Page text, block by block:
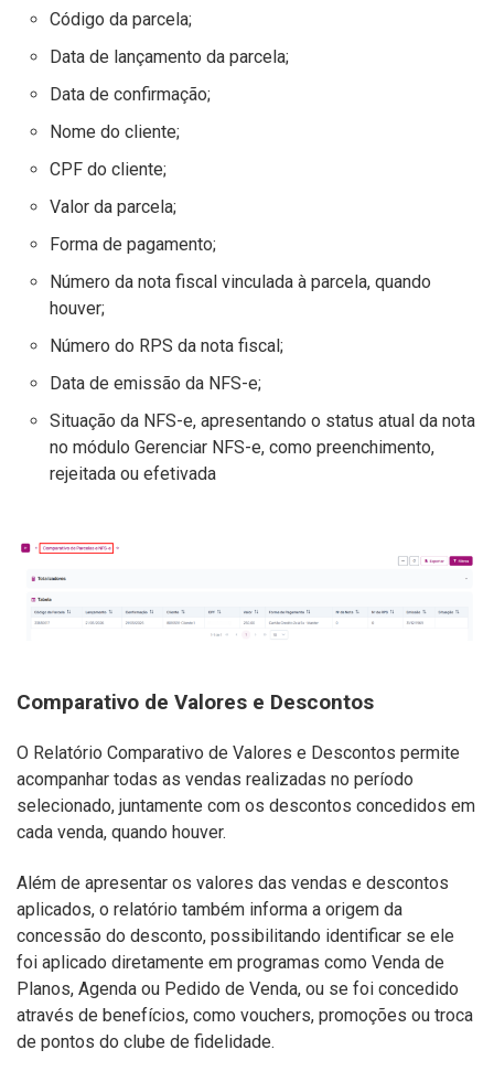
Código da parcela;
Data de lançamento da parcela;
Data de confirmação;
Nome do cliente;
CPF do cliente;
Valor da parcela;
Forma de pagamento;
Número da nota fiscal vinculada à parcela, quando
houver;
Número do RPS da nota fiscal;
Data de emissão da NFS-e;
Situação da NFS-e, apresentando o status atual da nota
no módulo Gerenciar NFS-e, como preenchimento,
rejeitada ou efetivada
Comparativo de Valores e Descontos
O Relatório Comparativo de Valores e Descontos permite
acompanhar todas as vendas realizadas no período
selecionado, juntamente com os descontos concedidos em
cada venda, quando houver.
Além de apresentar os valores das vendas e descontos
aplicados, o relatório também informa a origem da
concessão do desconto, possibilitando identificar se ele
foi aplicado diretamente em programas como Venda de
Planos, Agenda ou Pedido de Venda, ou se foi concedido
através de benefícios, como vouchers, promoções ou troca
de pontos do clube de fidelidade.